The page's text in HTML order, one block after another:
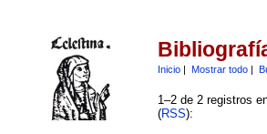
Inicio| Mostrar todo|
1–2 de 2 registros
(RSS):